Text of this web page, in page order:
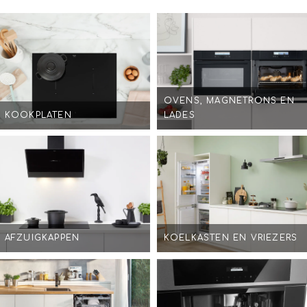
KOOKPLATEN
OVENS, MAGNETRONS EN
LADES
AFZUIGKAPPEN KOELKASTEN EN VRIEZERS